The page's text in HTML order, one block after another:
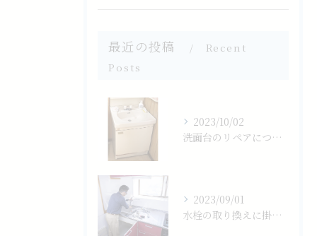
最近の投稿
Recent
Posts
2023/10/02
洗面台のリペアについて
2023/09/01
水栓の取り換えに掛かる費用の相場は？